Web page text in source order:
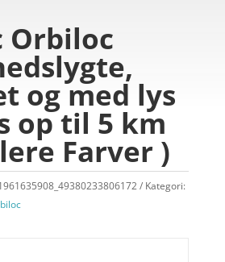
Orbiloc
og med lys
op til 5 km
Farver )
Kategori: